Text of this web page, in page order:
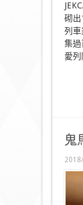
砌
列車
集
愛
鬼